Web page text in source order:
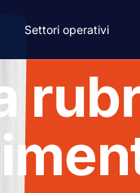
Settori operativi